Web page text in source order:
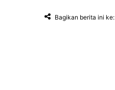
Bagikan berita ini ke: